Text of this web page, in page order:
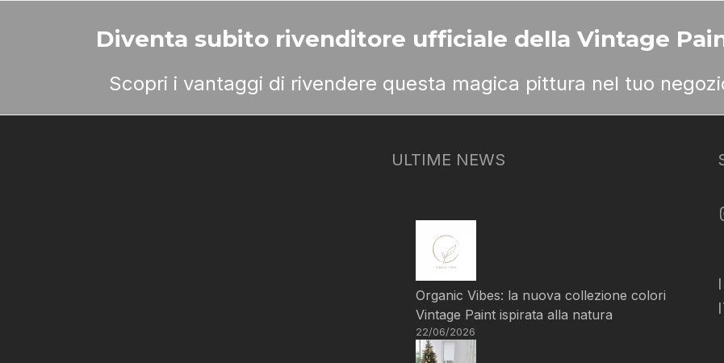
Diventa subito rivenditore ufficiale della Vintage
Scopri i vantaggi di rivendere questa magica pittura nel tuo
ULTIME NEWS
Organic Vibes: la nuova collezione colori
Vintage Paint ispirata alla natura
22/06/2026